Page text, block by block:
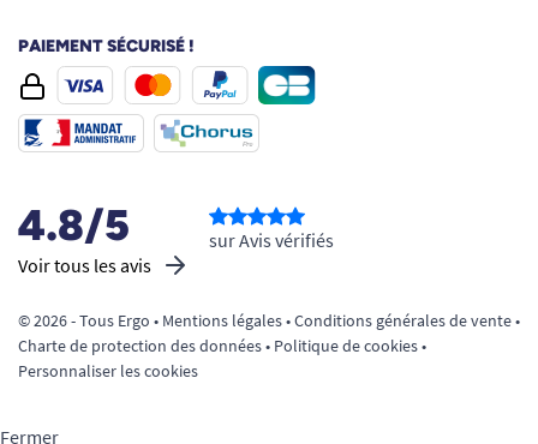
PAIEMENT SÉCURISÉ !
4.8/5
Voir tous les avis
sur Avis vérifiés
© 2026 - Tous Ergo • Mentions légales•Conditions générales de vente•
Charte de protection des données• Politique de cookies•
Personnaliser les cookies
Fermer